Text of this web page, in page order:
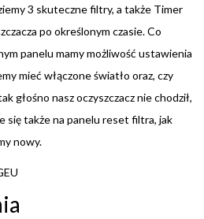
3 skuteczne filtry, a także Timer
po określonym czasie. Co
panelu mamy możliwość ustawienia
mieć włączone światło oraz, czy
głośno nasz oczyszczacz nie chodził,
się także na panelu reset filtra, jak
nowy.